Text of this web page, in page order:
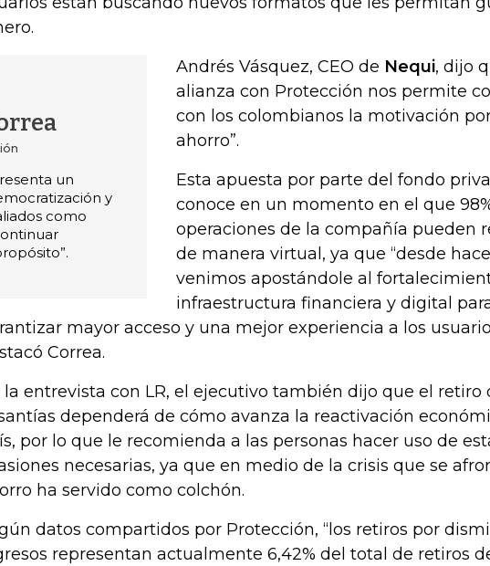
un
y
como
Andrés Vásquez, CEO de Nequi, dijo
alianza con Protección nos permite
con los colombianos la motivación por
ahorro”.
Esta apuesta por parte del fondo
conoce en un momento en el que
operaciones de la compañía pueden
de manera virtual, ya que “desde
venimos apostándole al
infraestructura financiera y digital
mayor acceso y una mejor experiencia a los
Correa.
la entrevista con LR, el ejecutivo también dijo que el retiro
dependerá de cómo avanza la reactivación
por lo que le recomienda a las personas hacer uso de
necesarias, ya que en medio de la crisis que se
ha servido como colchón.
datos compartidos por Protección, “los retiros por
representan actualmente 6,42% del total de retiros